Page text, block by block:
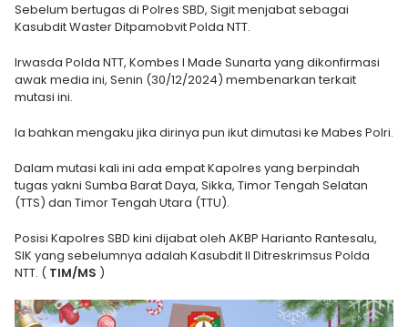
Sebelum bertugas di Polres SBD, Sigit menjabat sebagai
Kasubdit Waster Ditpamobvit Polda NTT.
Irwasda Polda NTT, Kombes I Made Sunarta yang dikonfirmasi
awak media ini, Senin (30/12/2024) membenarkan terkait
mutasi ini.
Ia bahkan mengaku jika dirinya pun ikut dimutasi ke Mabes Polri.
Dalam mutasi kali ini ada empat Kapolres yang berpindah
tugas yakni Sumba Barat Daya, Sikka, Timor Tengah Selatan
(TTS) dan Timor Tengah Utara (TTU).
Posisi Kapolres SBD kini dijabat oleh AKBP Harianto Rantesalu,
SIK yang sebelumnya adalah Kasubdit II Ditreskrimsus Polda
NTT. ( TIM/MS )